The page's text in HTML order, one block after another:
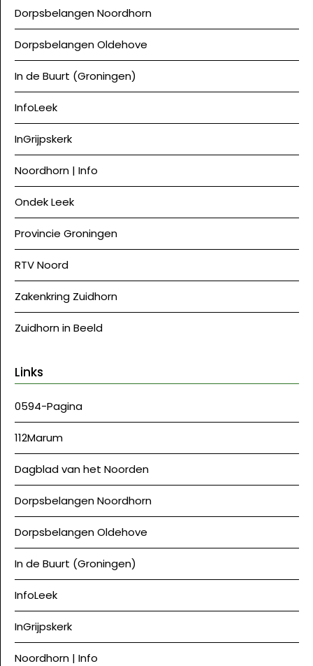
Dorpsbelangen Noordhorn
Dorpsbelangen Oldehove
In de Buurt (Groningen)
InfoLeek
InGrijpskerk
Noordhorn | Info
Ondek Leek
Provincie Groningen
RTV Noord
Zakenkring Zuidhorn
Zuidhorn in Beeld
Links
0594-Pagina
112Marum
Dagblad van het Noorden
Dorpsbelangen Noordhorn
Dorpsbelangen Oldehove
In de Buurt (Groningen)
InfoLeek
InGrijpskerk
Noordhorn | Info